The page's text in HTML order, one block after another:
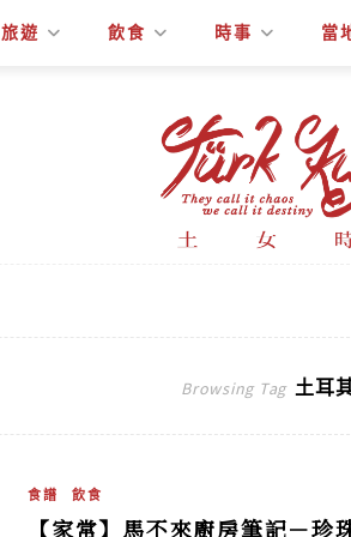
旅遊 飲食 時事 當
Browsing Tag 土耳
食譜 飲食
【家常】馬不來廚房筆記－珍